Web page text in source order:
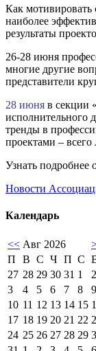
Как мотивировать
наиболее
результаты
26-28 июня
многие другие
представители
28 июня в секции
исполнительного
тренды в
проектами –
Узнать
Новости
Календарь
<< Авг 2026
П
В С Ч П С
27 28 29 30 31 1
2
3
4 5 6 7 8
9
10 11 12 13 14 15
17 18 19 20 21 22
24 25 26 27 28 29